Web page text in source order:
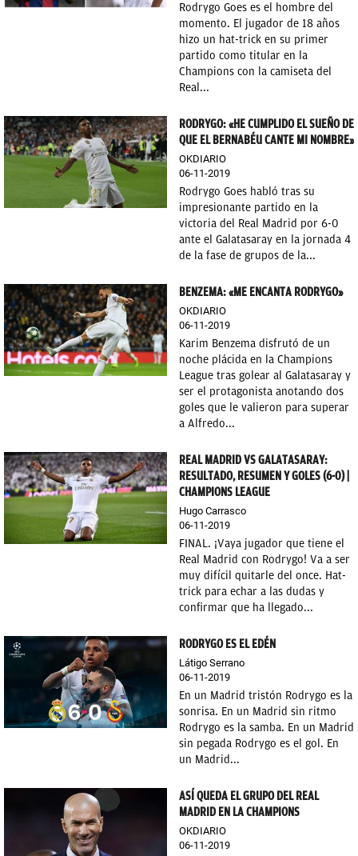
Rodrygo Goes es el hombre del
momento. El jugador de 18 años
hizo un hat-trick en su primer
partido como titular en la
Champions con la camiseta del
Real...
RODRYGO: «HE CUMPLIDO EL SUEÑO DE
QUE EL BERNABÉU CANTE MI NOMBRE»
OKDIARIO
06-11-2019
Rodrygo Goes habló tras su
impresionante partido en la
victoria del Real Madrid por 6-0
ante el Galatasaray en la jornada 4
de la fase de grupos de la...
BENZEMA: «ME ENCANTA RODRYGO»
OKDIARIO
06-11-2019
Karim Benzema disfrutó de un
noche plácida en la Champions
League tras golear al Galatasaray y
ser el protagonista anotando dos
goles que le valieron para superar
a Alfredo...
REAL MADRID VS GALATASARAY:
RESULTADO, RESUMEN Y GOLES (6-0) |
CHAMPIONS LEAGUE
Hugo Carrasco
06-11-2019
FINAL. ¡Vaya jugador que tiene el
Real Madrid con Rodrygo! Va a ser
muy difícil quitarle del once. Hat-
trick para echar a las dudas y
confirmar que ha llegado...
RODRYGO ES EL EDÉN
Látigo Serrano
06-11-2019
En un Madrid tristón Rodrygo es la
sonrisa. En un Madrid sin ritmo
Rodrygo es la samba. En un Madrid
sin pegada Rodrygo es el gol. En
un Madrid...
ASÍ QUEDA EL GRUPO DEL REAL
MADRID EN LA CHAMPIONS
OKDIARIO
06-11-2019